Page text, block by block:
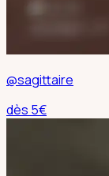
@sagittaire
dès 5€